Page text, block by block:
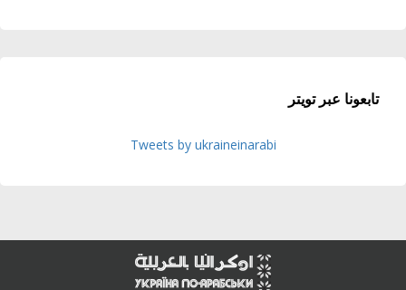
تابعونا عبر تويتر
Tweets by ukraineinarabi